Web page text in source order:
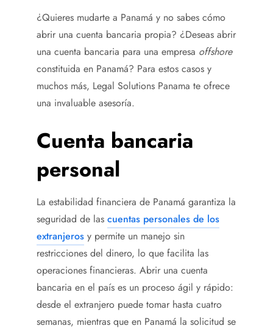
¿Quieres mudarte a Panamá y no sabes cómo
abrir una cuenta bancaria propia? ¿Deseas abrir
una cuenta bancaria para una empresa offshore
constituida en Panamá? Para estos casos y
muchos más, Legal Solutions Panama te ofrece
una invaluable asesoría.
Cuenta bancaria
personal
La estabilidad financiera de Panamá garantiza la
seguridad de las cuentas personales de los
extranjeros y permite un manejo sin
restricciones del dinero, lo que facilita las
operaciones financieras. Abrir una cuenta
bancaria en el país es un proceso ágil y rápido:
desde el extranjero puede tomar hasta cuatro
semanas, mientras que en Panamá la solicitud se